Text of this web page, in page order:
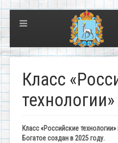
Класс
технологии»
Класс «Российские технологии»
Богатоесоздан в2025 году.